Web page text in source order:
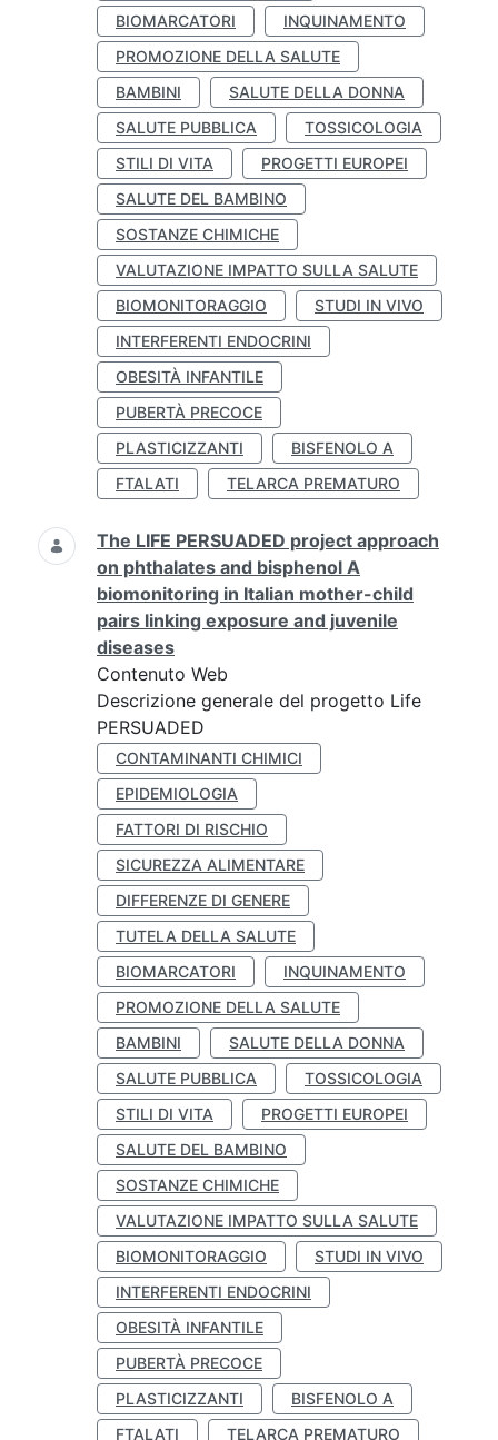
BIOMARCATORI
INQUINAMENTO
PROMOZIONE DELLA SALUTE
BAMBINI
SALUTE DELLA DONNA
SALUTE PUBBLICA
TOSSICOLOGIA
STILI DI VITA
PROGETTI EUROPEI
SALUTE DEL BAMBINO
SOSTANZE CHIMICHE
VALUTAZIONE IMPATTO SULLA SALUTE
BIOMONITORAGGIO
STUDI IN VIVO
INTERFERENTI ENDOCRINI
OBESITÀ INFANTILE
PUBERTÀ PRECOCE
PLASTICIZZANTI
BISFENOLO A
FTALATI
TELARCA PREMATURO
The LIFE PERSUADED project approach
on phthalates and bisphenol A
biomonitoring in Italian mother-child
pairs linking exposure and juvenile
diseases
Contenuto Web
Descrizione generale del progetto Life
PERSUADED
CONTAMINANTI CHIMICI
EPIDEMIOLOGIA
FATTORI DI RISCHIO
SICUREZZA ALIMENTARE
DIFFERENZE DI GENERE
TUTELA DELLA SALUTE
BIOMARCATORI
INQUINAMENTO
PROMOZIONE DELLA SALUTE
BAMBINI
SALUTE DELLA DONNA
SALUTE PUBBLICA
TOSSICOLOGIA
STILI DI VITA
PROGETTI EUROPEI
SALUTE DEL BAMBINO
SOSTANZE CHIMICHE
VALUTAZIONE IMPATTO SULLA SALUTE
BIOMONITORAGGIO
STUDI IN VIVO
INTERFERENTI ENDOCRINI
OBESITÀ INFANTILE
PUBERTÀ PRECOCE
PLASTICIZZANTI
BISFENOLO A
FTALATI
TELARCA PREMATURO